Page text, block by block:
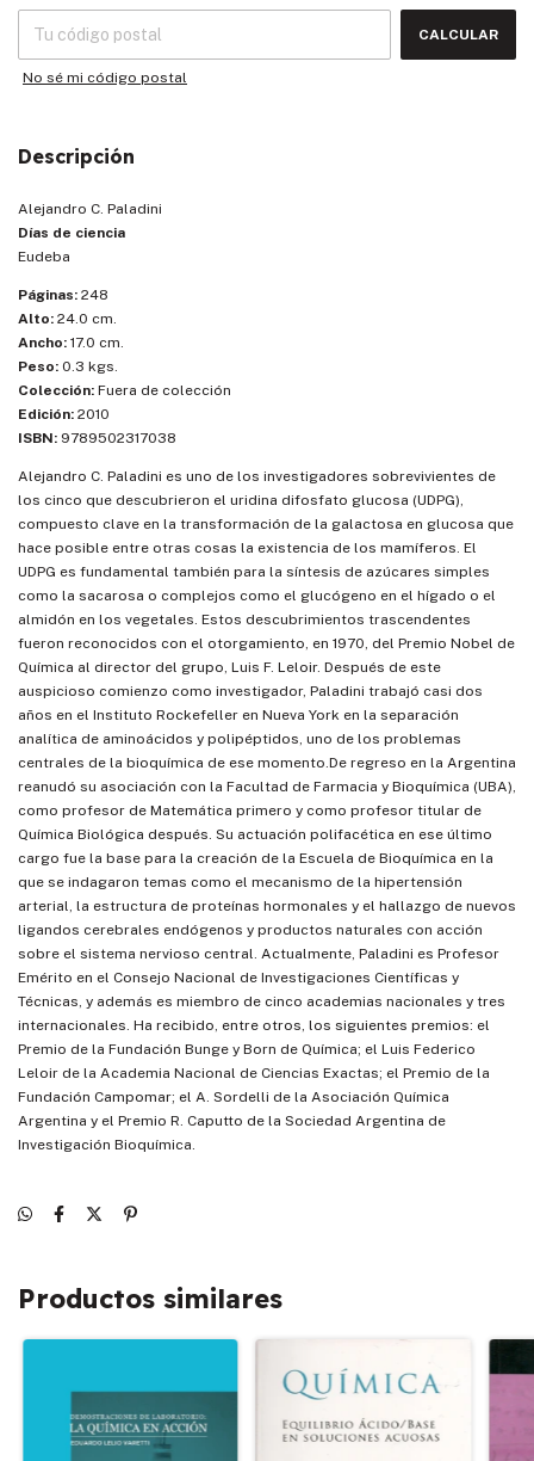
CALCULAR
No sé mi código postal
Descripción
Alejandro C. Paladini
Días de ciencia
Eudeba
Páginas: 248
Alto: 24.0 cm.
Ancho: 17.0 cm.
Peso: 0.3 kgs.
Colección: Fuera de colección
Edición: 2010
ISBN: 9789502317038
Alejandro C. Paladini es uno de los investigadores sobrevivientes de
los cinco que descubrieron el uridina difosfato glucosa (UDPG),
compuesto clave en la transformación de la galactosa en glucosa que
hace posible entre otras cosas la existencia de los mamíferos. El
UDPG es fundamental también para la síntesis de azúcares simples
como la sacarosa o complejos como el glucógeno en el hígado o el
almidón en los vegetales. Estos descubrimientos trascendentes
fueron reconocidos con el otorgamiento, en 1970, del Premio Nobel de
Química al director del grupo, Luis F. Leloir. Después de este
auspicioso comienzo como investigador, Paladini trabajó casi dos
años en el Instituto Rockefeller en Nueva York en la separación
analítica de aminoácidos y polipéptidos, uno de los problemas
centrales de la bioquímica de ese momento.De regreso en la Argentina
reanudó su asociación con la Facultad de Farmacia y Bioquímica (UBA),
como profesor de Matemática primero y como profesor titular de
Química Biológica después. Su actuación polifacética en ese último
cargo fue la base para la creación de la Escuela de Bioquímica en la
que se indagaron temas como el mecanismo de la hipertensión
arterial, la estructura de proteínas hormonales y el hallazgo de nuevos
ligandos cerebrales endógenos y productos naturales con acción
sobre el sistema nervioso central. Actualmente, Paladini es Profesor
Emérito en el Consejo Nacional de Investigaciones Científicas y
Técnicas, y además es miembro de cinco academias nacionales y tres
internacionales. Ha recibido, entre otros, los siguientes premios: el
Premio de la Fundación Bunge y Born de Química; el Luis Federico
Leloir de la Academia Nacional de Ciencias Exactas; el Premio de la
Fundación Campomar; el A. Sordelli de la Asociación Química
Argentina y el Premio R. Caputto de la Sociedad Argentina de
Investigación Bioquímica.
Productos similares